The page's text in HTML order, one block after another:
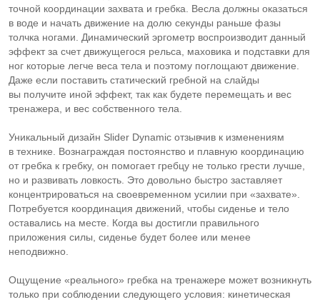
точной координации захвата и гребка. Весла должны оказаться
в воде и начать движение на долю секунды раньше фазы
толчка ногами. Динамический эргометр воспроизводит данный
эффект за счет движущегося рельса, маховика и подставки для
ног которые легче веса тела и поэтому поглощают движение.
Даже если поставить статический гребной на слайды
вы получите иной эффект, так как будете перемещать и вес
тренажера, и вес собственного тела.
Уникальный дизайн Slider Dynamic отзывчив к изменениям
в технике. Вознаграждая постоянство и плавную координацию
от гребка к гребку, он помогает гребцу не только грести лучше,
но и развивать ловкость. Это довольно быстро заставляет
концентрироваться на своевременном усилии при «захвате».
Потребуется координация движений, чтобы сиденье и тело
оставались на месте. Когда вы достигли правильного
приложения силы, сиденье будет более или менее
неподвижно.
Ощущение «реального» гребка на тренажере может возникнуть
только при соблюдении следующего условия: кинетическая